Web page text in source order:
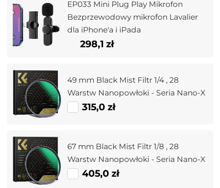
EP033 Mini Plug Play Mikrofon
Bezprzewodowy mikrofon Lavalier
dla iPhone'a i iPada
298,1 zł
49 mm Black Mist Filtr 1/4 , 28
Warstw Nanopowłoki - Seria Nano-X
315,0 zł
67 mm Black Mist Filtr 1/8 , 28
Warstw Nanopowłoki - Seria Nano-X
405,0 zł